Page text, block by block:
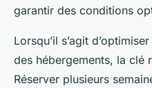
garantir des conditions
Lorsqu’il s’agit
des hébergements, la clé
Réserver plusieurs